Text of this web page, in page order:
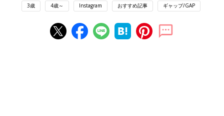
MAHOさんはタイツとアウター、ブランケットをGET！
ーの店舗では、アウターの背中側に子どもの名前を刺繍してもら
3歳 4歳～ Instagram おすすめ記事 ギャップ/GAP